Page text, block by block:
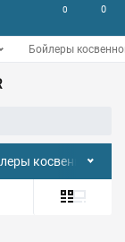
0 0
Бойлеры
косвенного